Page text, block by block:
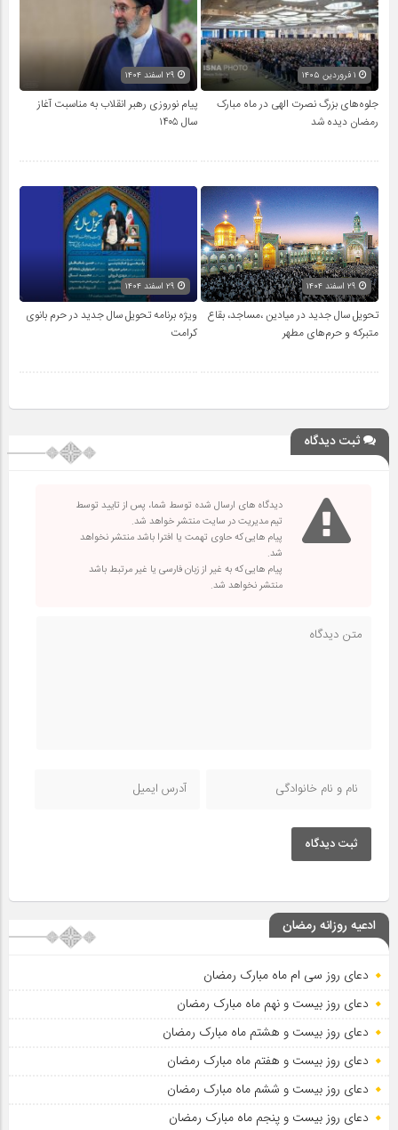
جلوه‌های بزرگ نصرت الهی در ماه مبارک
رمضان دیده شد
پیام نوروزی رهبر انقلاب به مناسبت آغاز
سال ۱۴۰۵
تحویل سال‌ جدید در میادین ،مساجد، بقاع
متبرکه‌ و حرم‌های‌ مطهر
ویژه برنامه تحویل سال جدید در حرم بانوی
کرامت
ثبت دیدگاه
دیدگاه های ارسال شده توسط شما، پس از تایید توسط
تیم مدیریت در سایت منتشر خواهد شد.
پیام هایی که حاوی تهمت یا افترا باشد منتشر نخواهد
شد.
پیام هایی که به غیر از زبان فارسی یا غیر مرتبط باشد
منتشر نخواهد شد.
ثبت دیدگاه
ادعیه روزانه رمضان
دعای روز سی ام ماه مبارک رمضان
دعای روز بیست و نهم ماه مبارک رمضان
دعای روز بیست و هشتم ماه مبارک رمضان
دعای روز بیست و هفتم ماه مبارک رمضان
دعای روز بیست و ششم ماه مبارک رمضان
دعای روز بیست و پنجم ماه مبارک رمضان